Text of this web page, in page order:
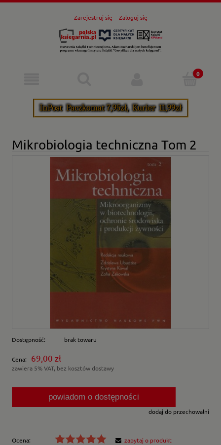
Zarejestruj się Zaloguj się
Mikrobiologia techniczna Tom 2
Dostępność: brak towaru
Cena: 69,00 zł
zawiera 5% VAT, bez kosztów dostawy
powiadom o dostępności
dodaj do przechowalni
Ocena:
zapytaj o produkt